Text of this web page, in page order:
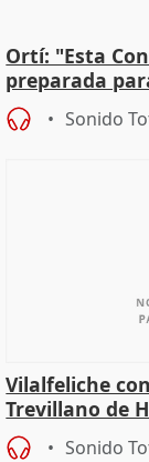
Ortí: "Esta
preparada
Sonido
Vilalfeliche
Trevillano de
periodista
Sonido